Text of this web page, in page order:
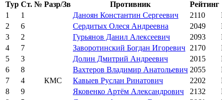
Тур Ст. № Разр/Зв Противник
Рейтинг
1
1 Даноян Константин Сергеевич 2110
2
6 Сердитых Олеся Андреевна 2049
3
2 Гурьянов Данил Алексеевич 2093
4
7 Заворотинский Богдан Игоревич 2170
5
3 Долин Дмитрий Андреевич 2015
6
8 Вахтеров Владимир Анатольевич 2055
7
4 КМС Кавыев Руслан Ринатович 2202
8
9 Яковенко Артём Александрович 2132